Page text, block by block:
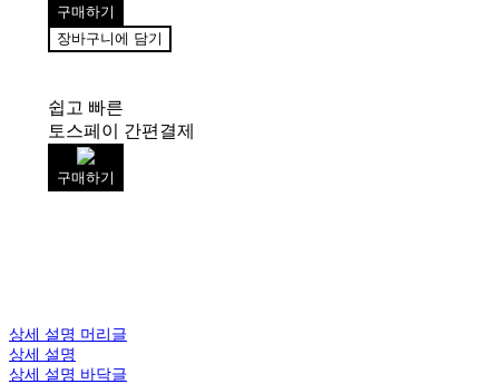
구매하기
장바구니에 담기
쉽고 빠른
토스페이 간편결제
구매하기
상세 설명 머리글
상세 설명
상세 설명 바닥글